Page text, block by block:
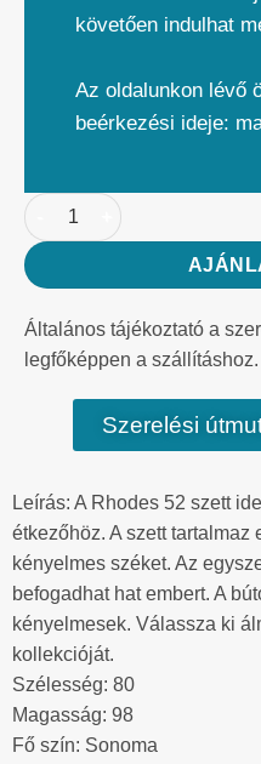
követően indulhat
Az oldalunkon lévő
beérkezési ideje:
Általános tájékoztató a
legfőképpen a szállításhoz.
Szerelési
Leírás: A Rhodes 52 szett
étkezőhöz. A szett tartalmaz
kényelmes széket. Az
befogadhat hat embert. A
kényelmesek. Válassza ki
kollekcióját.
Szélesség: 80
Magasság: 98
Fő szín: Sonoma